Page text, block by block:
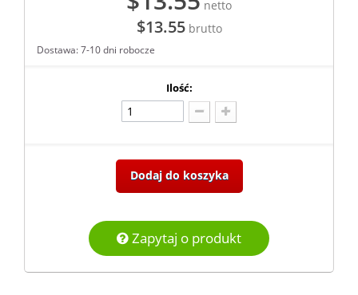
netto
$13.55brutto
Dostawa: 7-10 dni robocze
Ilość:
Dodaj do koszyka
Zapytaj o produkt